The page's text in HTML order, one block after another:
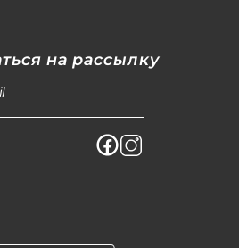
на рассылку